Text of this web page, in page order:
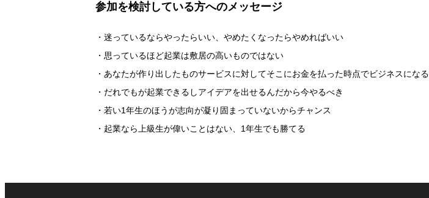
参加を検討している方へのメッセージ
・迷っているならやったらいい、やめたくなったらやめればいい
・思っているほど起業は敷居の高いものではない
・あなたが作り出したものサービスに対してそこにお金を払った時点でビジネスになる
・だれでもが起業できるしアイデアを出せるんだから今やるべき
・若い1年生のほうが志向が凝り固まっていないからチャンス
・起業なら上級生が偉いことはない、1年生でも勝てる